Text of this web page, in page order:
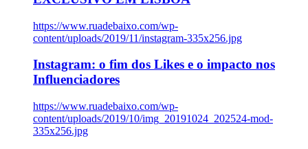
https://www.ruadebaixo.com/wp-
content/uploads/2019/11/instagram-335x256.jpg
Instagram: o fim dos Likes e o impacto nos
Influenciadores
https://www.ruadebaixo.com/wp-
content/uploads/2019/10/img_20191024_202524-mod-
335x256.jpg